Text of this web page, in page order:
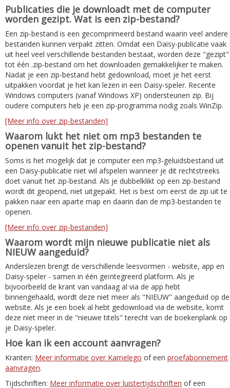
Publicaties die je downloadt met de computer
worden gezipt. Wat is een zip-bestand?
Een zip-bestand is een gecomprimeerd bestand waarin veel andere
bestanden kunnen verpakt zitten. Omdat een Daisy-publicatie vaak
uit heel veel verschillende bestanden bestaat, worden deze "gezipt"
tot één .zip-bestand om het downloaden gemakkelijker te maken.
Nadat je een zip-bestand hebt gedownload, moet je het eerst
uitpakken voordat je het kan lezen in een Daisy-speler. Recente
Windows computers (vanaf Windows XP) ondersteunen zip. Bij
oudere computers heb je een zip-programma nodig zoals WinZip.
[Meer info over zip-bestanden]
Waarom lukt het niet om mp3 bestanden te
openen vanuit het zip-bestand?
Soms is het mogelijk dat je computer een mp3-geluidsbestand uit
een Daisy-publicatie niet wil afspelen wanneer je dit rechtstreeks
doet vanuit het zip-bestand. Als je dubbelklikt op een zip-bestand
wordt dit geopend, niet uitgepakt. Het is best om eerst de zip uit te
pakken naar een aparte map en daarin dan de mp3-bestanden te
openen.
[Meer info over zip-bestanden]
Waarom wordt mijn nieuwe publicatie niet als
NIEUW aangeduid?
Anderslezen brengt de verschillende leesvormen - website, app en
Daisy-speler - samen in één geïntegreerd platform. Als je
bijvoorbeeld de krant van vandaag al via de app hebt
binnengehaald, wordt deze niet meer als "NIEUW" aangeduid op de
website. Als je een boek al hebt gedownload via de website, komt
deze niet meer in de "nieuwe titels" terecht van de boekenplank op
je Daisy-speler.
Hoe kan ik een account aanvragen?
Kranten: Meer informatie over Kamelego of een proefabonnement
aanvragen.
Tijdschriften: Meer informatie over luistertijdschriften of een